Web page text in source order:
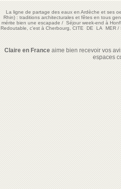
La ligne de partage des eaux en Ardèche et ses
Rhin) : traditions architecturales et fêtes en tous
mérite bien une escapade/Séjour week-end à
Redoutable, c'est à Cherbourg, CITE DE LA MER/
Claire en Franceaime bien recevoir vos
espaces